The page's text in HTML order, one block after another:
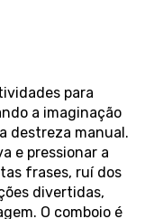
para
a imaginação
destreza manual.
e pressionar a
frases, ruí dos
divertidas,
O comboio é